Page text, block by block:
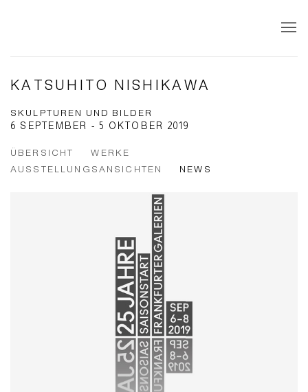
KATSUHITO NISHIKAWA
SKULPTUREN UND BILDER
6 SEPTEMBER - 5 OKTOBER 2019
ÜBERSICHT
WERKE
AUSSTELLUNGSANSICHTEN
NEWS